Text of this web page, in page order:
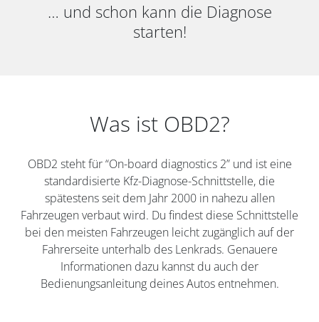
… und schon kann die Diagnose
starten!
Was ist OBD2?
OBD2 steht für “On-board diagnostics 2” und ist eine
standardisierte Kfz-Diagnose-Schnittstelle, die
spätestens seit dem Jahr 2000 in nahezu allen
Fahrzeugen verbaut wird. Du findest diese Schnittstelle
bei den meisten Fahrzeugen leicht zugänglich auf der
Fahrerseite unterhalb des Lenkrads. Genauere
Informationen dazu kannst du auch der
Bedienungsanleitung deines Autos entnehmen.